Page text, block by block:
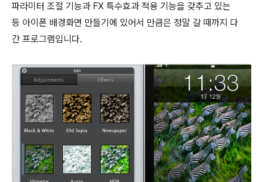
파라미터 조절 기능과 FX 특수효과 적용 기능을 갖추고 있는
등 아이폰 배경화면 만들기에 있어서 만큼은 정말 갈 때까지 다
간 프로그램입니다.